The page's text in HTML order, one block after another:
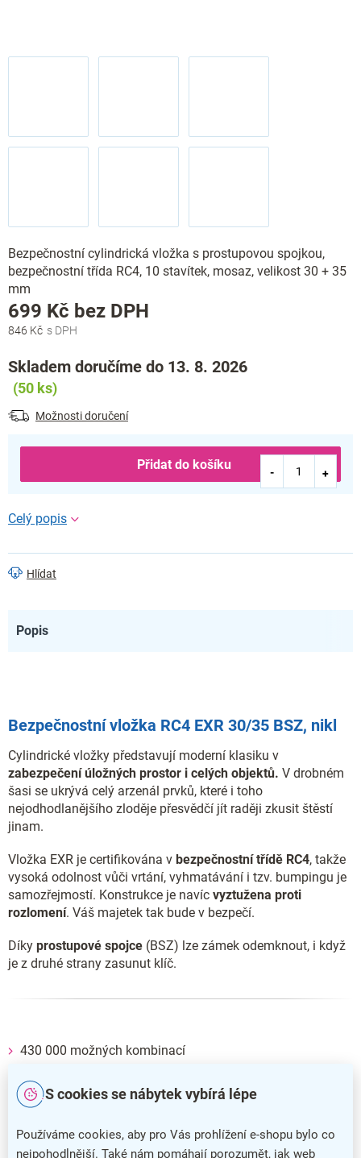
S cookies se nábytek vybírá lépe
Používáme cookies, aby pro Vás prohlížení e-shopu bylo co
nejpohodlnější. Také nám pomáhají porozumět, jak web
Bezpečnostní cylindrická vložka s prostupovou spojkou,
bezpečnostní třída RC4, 10 stavítek, mosaz, velikost 30 + 35
mm
846 Kč
699 Kč bez DPH
Skladem doručíme do 13. 8. 2026
(50 ks)
Možnosti doručení
Přidat do košíku
Hlídat
Popis
Bezpečnostní vložka RC4 EXR 30/35 BSZ, nikl
Cylindrické vložky představují moderní klasiku v
zabezpečení úložných prostor i celých objektů. V drobném
šasi se ukrývá celý arzenál prvků, které i toho
nejodhodlanějšího zloděje přesvědčí jít raději zkusit štěstí
jinam.
Vložka EXR je certifikována v bezpečnostní třídě RC4, takže
vysoká odolnost vůči vrtání, vyhmatávání i tzv. bumpingu je
samozřejmostí. Konstrukce je navíc vyztužena proti
rozlomení. Váš majetek tak bude v bezpečí.
Díky prostupové spojce (BSZ) lze zámek odemknout, i když
je z druhé strany zasunut klíč.
430 000 možných kombinací
Mosaz, povrchová úprava matný nikl
Montážní šrouby jsou
součástí balení